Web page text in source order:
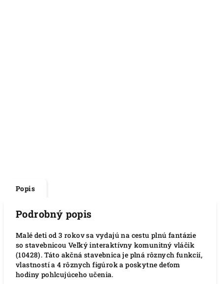
Popis
Podrobný popis
Malé deti od 3 rokov sa vydajú na cestu plnú fantázie
so stavebnicou Veľký interaktívny komunitný vláčik
(10428). Táto akčná stavebnica je plná rôznych funkcií,
vlastností a 4 rôznych figúrok a poskytne deťom
hodiny pohlcujúceho učenia.